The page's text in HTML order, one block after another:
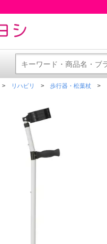
リハビリ 歩行器・松葉杖